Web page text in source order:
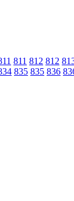
811 812 812
835 835 836